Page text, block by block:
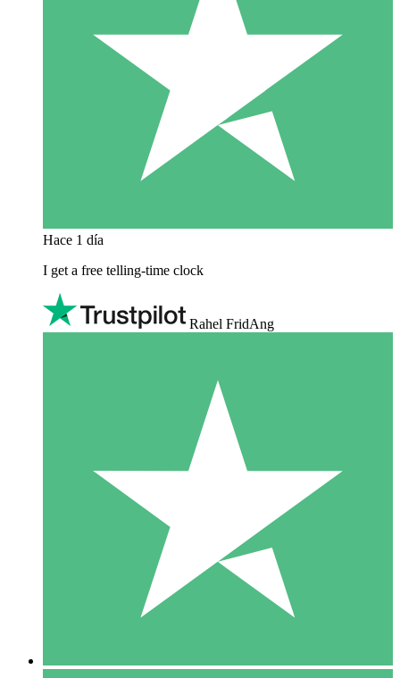
Hace 1 día
I get a free telling-time clock
Rahel FridAng